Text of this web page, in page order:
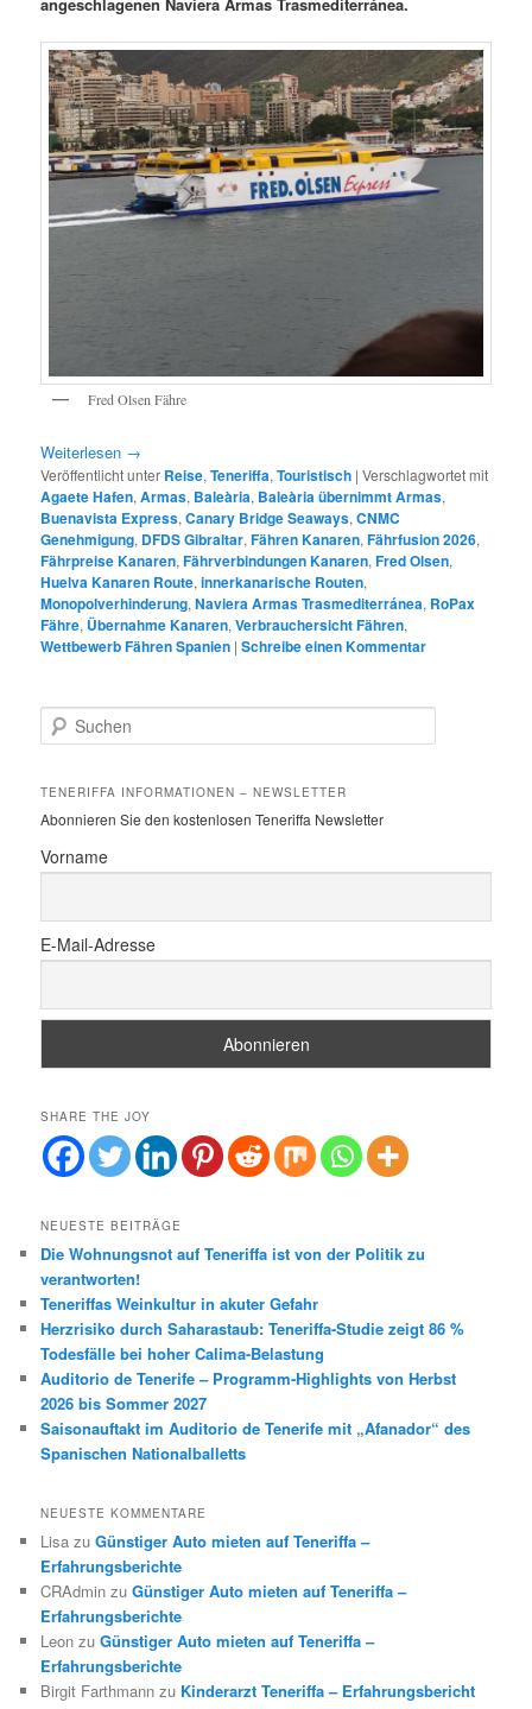
Fred Olsen Fähre
Weiterlesen →
Veröffentlicht unter Reise,Teneriffa,Touristisch |Verschlagwortet mit
Agaete Hafen,Armas, Baleària, Baleària übernimmt Armas,
Buenavista Express,Canary Bridge Seaways,CNMC
Genehmigung, DFDS Gibraltar,Fähren Kanaren,Fährfusion 2026,
Fährpreise Kanaren,Fährverbindungen Kanaren,Fred Olsen,
Huelva Kanaren Route,innerkanarische Routen,
Monopolverhinderung,Naviera Armas Trasmediterránea, RoPax
Fähre, Übernahme Kanaren,Verbrauchersicht Fähren,
Wettbewerb Fähren Spanien |Schreibe einen Kommentar
u
h
n
TENERIFFA INFORMATIONEN – NEWSLETTER
Abonnieren Sie den kostenlosen Teneriffa Newsletter
Vorname
E-Mail-Adresse
SHARE THE JOY
NEUESTE BEITRÄGE
Die Wohnungsnot auf Teneriffa ist von der Politik zu
verantworten!
Teneriffas Weinkultur in akuter Gefahr
Herzrisiko durch Saharastaub: Teneriffa-Studie zeigt 86 %
Todesfälle bei hoher Calima-Belastung
Auditorio de Tenerife – Programm-Highlights von Herbst
2026 bis Sommer 2027
Saisonauftakt im Auditorio de Tenerife mit „Afanador“ des
Spanischen Nationalballetts
NEUESTE KOMMENTARE
Lisa zuGünstiger Auto mieten auf Teneriffa –
Erfahrungsberichte
CRAdmin zuGünstiger Auto mieten auf Teneriffa –
Erfahrungsberichte
Leon zuGünstiger Auto mieten auf Teneriffa –
Erfahrungsberichte
Birgit Farthmann zu Kinderarzt Teneriffa – Erfahrungsbericht